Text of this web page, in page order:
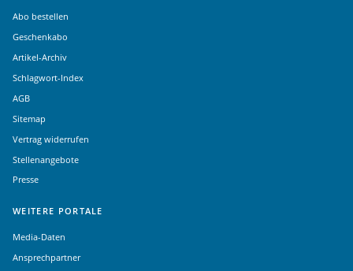
Abo bestellen
Geschenkabo
Artikel-Archiv
Schlagwort-Index
AGB
Sitemap
Vertrag widerrufen
Stellenangebote
Presse
WEITERE PORTALE
Media-Daten
Ansprechpartner